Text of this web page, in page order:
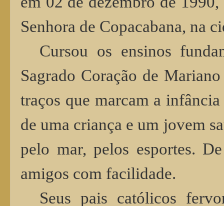
Senhora de Copacabana, na
Cursou os ensinos
Sagrado Coração de
traços que marcam a
de uma criança e um jovem
pelo mar, pelos esportes.
amigos com facilidade.
Seus pais católicos